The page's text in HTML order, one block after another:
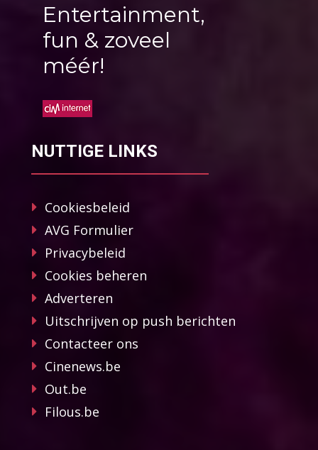
Entertainment,
fun & zoveel
méér!
NUTTIGE LINKS
Cookiesbeleid
AVG Formulier
Privacybeleid
Cookies beheren
Adverteren
Uitschrijven op push berichten
Contacteer ons
Cinenews.be
Out.be
Filous.be